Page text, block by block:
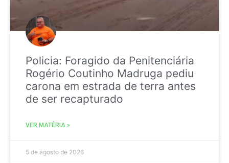
Policia: Foragido da Penitenciária
Rogério Coutinho Madruga pediu
carona em estrada de terra antes
de ser recapturado
VER MATÉRIA »
5 de agosto de 2026